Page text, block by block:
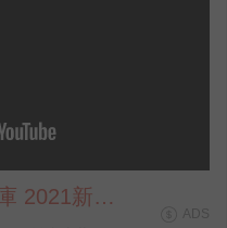
2021新鮮